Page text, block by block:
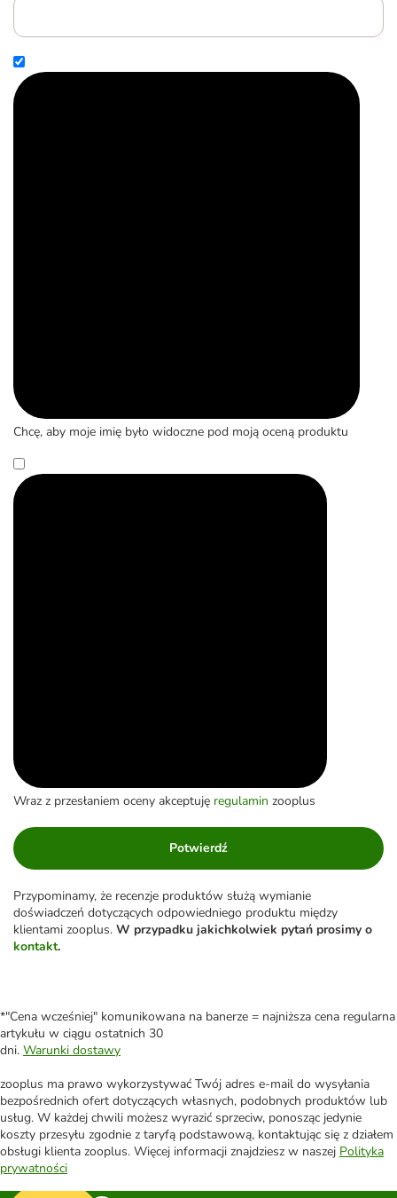
Chcę, aby moje imię było widoczne pod moją oceną produktu
Wraz z przesłaniem oceny akceptuję regulamin zooplus
Potwierdź
Przypominamy, że recenzje produktów służą wymianie
doświadczeń dotyczących odpowiedniego produktu między
klientami zooplus. W przypadku jakichkolwiek pytań prosimy o
kontakt.
*"Cena wcześniej" komunikowana na banerze = najniższa cena regularna
artykułu w ciągu ostatnich 30
dni. Warunki dostawy
zooplus ma prawo wykorzystywać Twój adres e-mail do wysyłania
bezpośrednich ofert dotyczących własnych, podobnych produktów lub
usług. W każdej chwili możesz wyrazić sprzeciw, ponosząc jedynie
koszty przesyłu zgodnie z taryfą podstawową, kontaktując się z działem
obsługi klienta zooplus. Więcej informacji znajdziesz w naszej Polityka
prywatności